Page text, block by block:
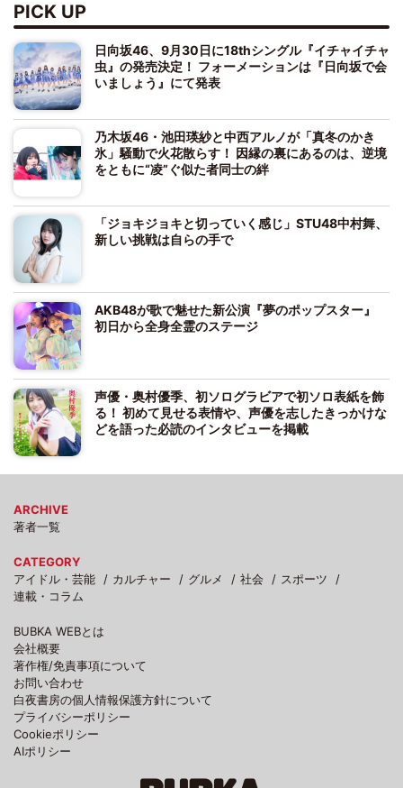
PICK UP
日向坂46、9月30日に18thシングル『イチャイチャ
虫』の発売決定！ フォーメーションは『日向坂で会
いましょう』にて発表
乃木坂46・池田瑛紗と中西アルノが「真冬のかき
氷」騒動で火花散らす！ 因縁の裏にあるのは、逆境
をともに“凌”ぐ似た者同士の絆
「ジョキジョキと切っていく感じ」STU48中村舞、
新しい挑戦は自らの手で
AKB48が歌で魅せた新公演『夢のポップスター』
初日から全身全霊のステージ
声優・奥村優季、初ソログラビアで初ソロ表紙を飾
る！ 初めて見せる表情や、声優を志したきっかけな
どを語った必読のインタビューを掲載
ARCHIVE
著者一覧
CATEGORY
アイドル・芸能
カルチャー グルメ 社会
スポーツ
連載・コラム
BUBKA WEBとは
会社概要
著作権/免責事項について
お問い合わせ
白夜書房の個人情報保護方針について
プライバシーポリシー
Cookieポリシー
AIポリシー